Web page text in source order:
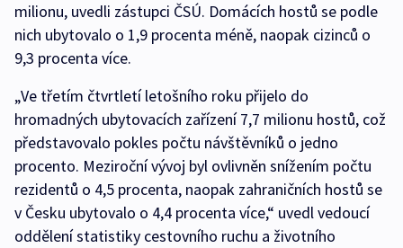
milionu, uvedli zástupci ČSÚ. Domácích hostů se podle
nich ubytovalo o 1,9 procenta méně, naopak cizinců o
9,3 procenta více.
„Ve třetím čtvrtletí letošního roku přijelo do
hromadných ubytovacích zařízení 7,7 milionu hostů, což
představovalo pokles počtu návštěvníků o jedno
procento. Meziroční vývoj byl ovlivněn snížením počtu
rezidentů o 4,5 procenta, naopak zahraničních hostů se
v Česku ubytovalo o 4,4 procenta více,“ uvedl vedoucí
oddělení statistiky cestovního ruchu a životního